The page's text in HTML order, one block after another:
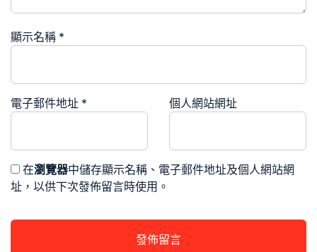
顯示名稱 *
電子郵件地址 * 個人網站網址
在瀏覽器中儲存顯示名稱、電子郵件地址及個人網站網
址，以供下次發佈留言時使用。